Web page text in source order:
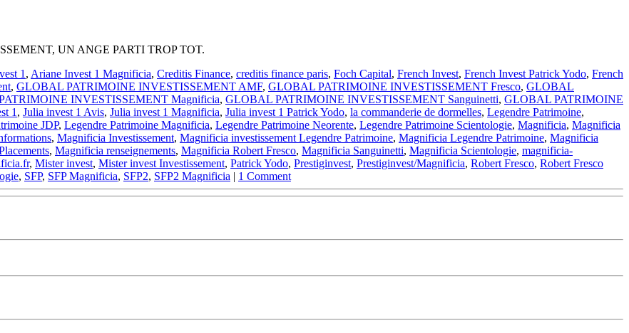
UN ANGE PARTI TROP TOT.
1 , Ariane Invest 1 Magnificia, Creditis Finance, creditis finance paris, Foch Capital, French Invest, French Invest Patrick Yodo, French
, GLOBAL PATRIMOINE INVESTISSEMENT AMF, GLOBAL PATRIMOINE INVESTISSEMENT Fresco, GLOBAL
INVESTISSEMENT Magnificia, GLOBAL PATRIMOINE INVESTISSEMENT Sanguinetti, GLOBAL PATRIMOINE
1 , Julia invest 1 Avis, Julia invest 1 Magnificia, Julia invest 1 Patrick Yodo, la commanderie de dormelles, Legendre Patrimoine,
JDP, Legendre Patrimoine Magnificia, Legendre Patrimoine Neorente, Legendre Patrimoine Scientologie, Magnificia, Magnificia
, Magnificia Investissement, Magnificia investissement Legendre Patrimoine, Magnificia Legendre Patrimoine, Magnificia
, Magnificia renseignements, Magnificia Robert Fresco, Magnificia Sanguinetti, Magnificia Scientologie, magnificia-
, Mister invest, Mister invest Investissement, Patrick Yodo, Prestiginvest, Prestiginvest/Magnificia, Robert Fresco, Robert Fresco
, SFP, SFP Magnificia, SFP2, SFP2 Magnificia | 1 Comment